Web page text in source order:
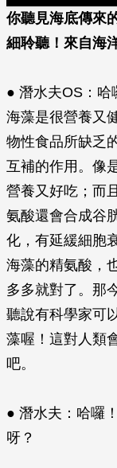
你聽見海底傳來
細聆聽！來自海
● 潛水夫OS：哈
海藻是很營養又
物性食品所缺乏
互補的作用。像
營養又好吃；而
氨酸還會合成谷
化，有延緩細胞
海藻的精氨酸，
多多就對了。那
聽說有科學家可
藻喔！這對人類
吧。
● 潛水夫：哈囉
呀？